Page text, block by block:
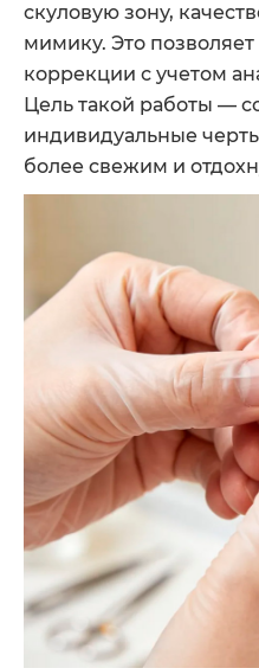
скуловую зону,
мимику. Это
коррекции с учетом
Цель такой работы —
индивидуальные
более свежим и